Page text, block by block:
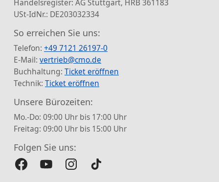
Handelsregister: AG Stuttgart, HRB 361183
USt-IdNr.: DE203032334
So erreichen Sie uns:
Telefon: +49 7121 26197-0
E-Mail: vertrieb@cmo.de
Buchhaltung: Ticket eröffnen
Technik: Ticket eröffnen
Unsere Bürozeiten:
Mo.-Do: 09:00 Uhr bis 17:00 Uhr
Freitag: 09:00 Uhr bis 15:00 Uhr
Folgen Sie uns: